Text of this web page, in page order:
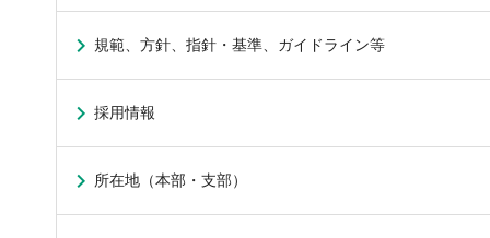
規範、方針、指針・基準、ガイドライン等
採用情報
所在地（本部・支部）